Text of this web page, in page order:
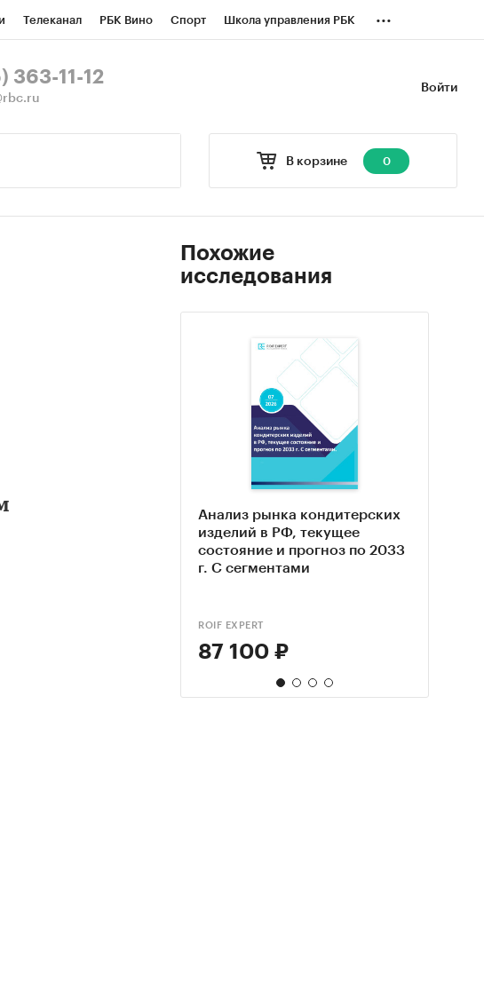
Телеканал РБК Вино Спорт Школа управления РБК ...
Войти
363-11-12
В корзине 0
Похожие
исследования
Анализ рынка кондитерских
изделий в РФ, текущее
состояние и прогноз по 2033
г. С сегментами
ROIF EXPERT
87 100 ₽